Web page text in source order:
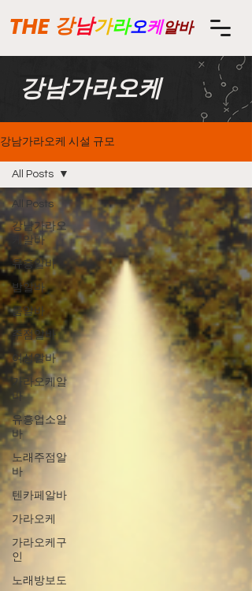
강남가라오케알바
THE
강남가라오케
강남가라오케 시설 규모
All Posts
강남가라오
케알바
유흥알바
밤알바
룸알바
주점알바
여성알바
가라오케알
바
유흥업소알
바
노래주점알
바
텐카페알바
가라오케
가라오케구
인
노래방보도
All Posts